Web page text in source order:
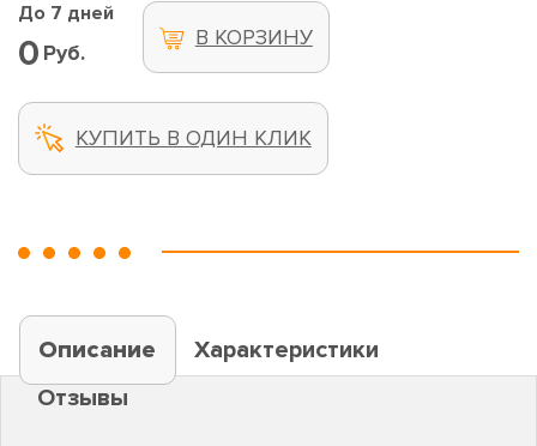
До 7 дней
0 Руб.
В КОРЗИНУ
КУПИТЬ В ОДИН КЛИК
Описание
Характеристики
Отзывы